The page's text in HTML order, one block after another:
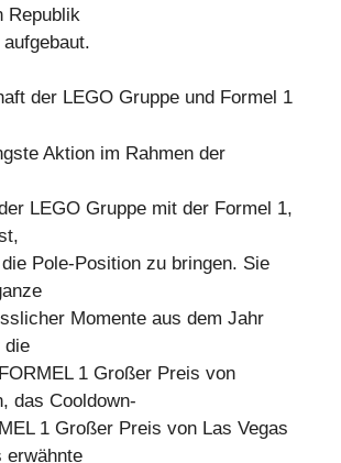
Republik
der LEGO Gruppe und Formel 1
Aktion im Rahmen der
LEGO Gruppe mit der Formel 1,
Pole-Position zu bringen. Sie
Momente aus dem Jahr
die
1 Großer Preis von
das Cooldown-
1 Großer Preis von Las Vegas
erwähnte